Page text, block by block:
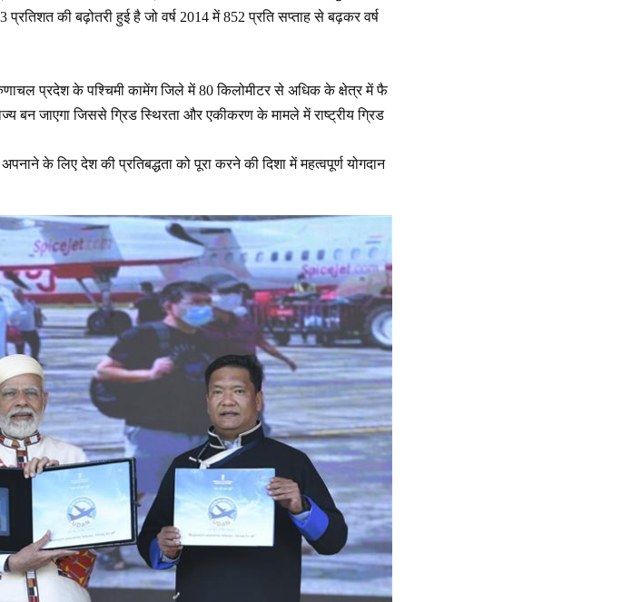
प्रतिशत की बढ़ोतरी हुई है जो वर्ष 2014 में 852 प्रति सप्ताह से बढ़कर वर्ष
प्रदेश के पश्चिमी कामेंग जिले में 80 किलोमीटर से अधिक के क्षेत्र में फै
बन जाएगा जिससे ग्रिड स्थिरता और एकीकरण के मामले में राष्ट्रीय ग्रिड
के लिए देश की प्रतिबद्धता को पूरा करने की दिशा में महत्वपूर्ण योगदान